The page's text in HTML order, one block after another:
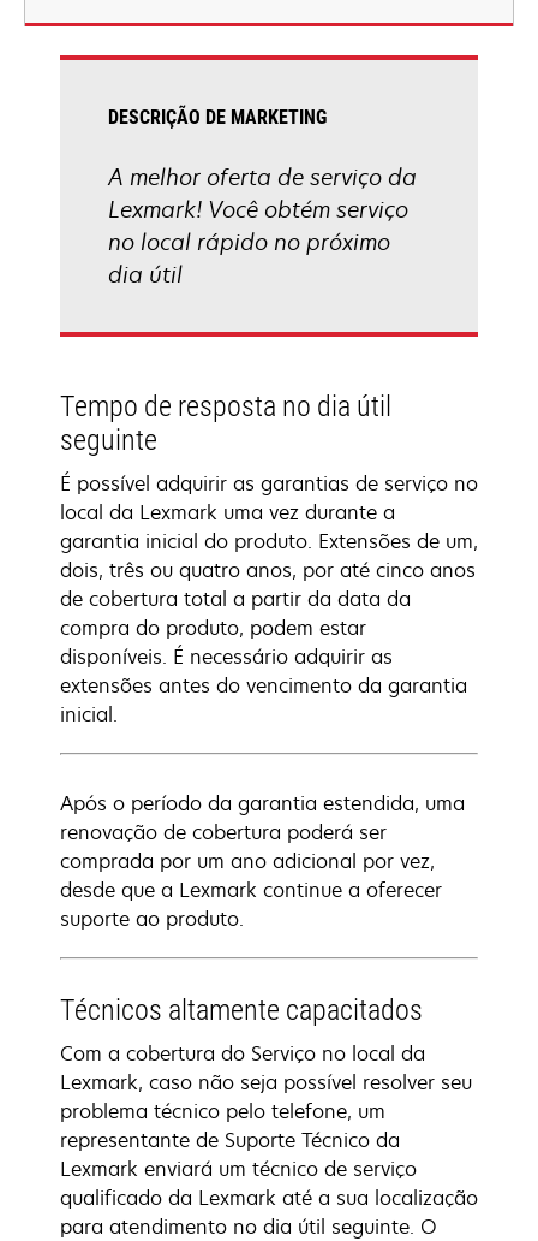
DESCRIÇÃO DE MARKETING
A melhor oferta de serviço da
Lexmark! Você obtém serviço
no local rápido no próximo
dia útil
Tempo de resposta no dia útil
seguinte
É possível adquirir as garantias de serviço no
local da Lexmark uma vez durante a
garantia inicial do produto. Extensões de um,
dois, três ou quatro anos, por até cinco anos
de cobertura total a partir da data da
compra do produto, podem estar
disponíveis. É necessário adquirir as
extensões antes do vencimento da garantia
inicial.
Após o período da garantia estendida, uma
renovação de cobertura poderá ser
comprada por um ano adicional por vez,
desde que a Lexmark continue a oferecer
suporte ao produto.
Técnicos altamente capacitados
Com a cobertura do Serviço no local da
Lexmark, caso não seja possível resolver seu
problema técnico pelo telefone, um
representante de Suporte Técnico da
Lexmark enviará um técnico de serviço
qualificado da Lexmark até a sua localização
para atendimento no dia útil seguinte. O